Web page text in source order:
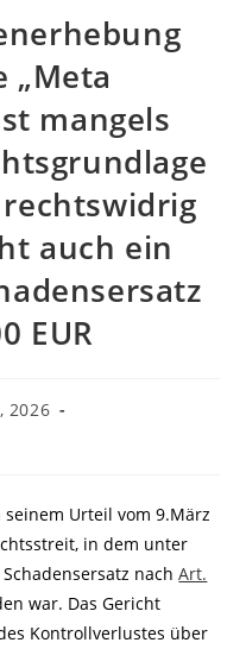
„Meta
mangels
rechtswidrig
auch ein
EUR
2026
Urteil vom 9.März
in dem unter
nachArt.
war. Das Gericht
Kontrollverlustes über